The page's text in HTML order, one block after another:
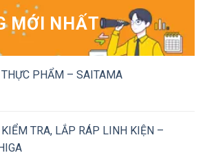
MỚI NHẤT
PHẨM – SAITAMA
TRA, LẮP RÁP LINH KIỆN –